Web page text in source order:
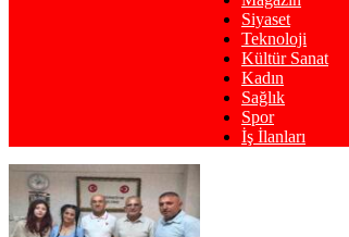
Siyaset
Teknoloji
Kültür Sanat
Kadın
Sağlık
Spor
İş İlanları